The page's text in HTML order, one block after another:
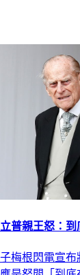
普親王怒：到
梅根閃電宣